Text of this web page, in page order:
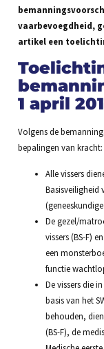
vaarbevoegdheid,
artikel een
1 april
Volgens de
bepalingen van kracht:
Alle vissers
Basisveiligheid
De gezel/
vissers (BS-F)
een
functie
De vissers die
basis van het
behouden,
(BS-F), de